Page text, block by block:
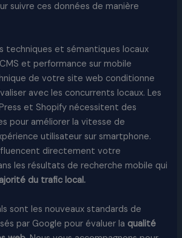
suivre ces données de manière
techniques et sémantiques locaux
et performance sur mobile
de votre site web conditionne
avec les concurrents locaux. Les
et Shopify nécessitent des
pour améliorer la vitesse de
utilisateur sur smartphone.
directement votre
les résultats de recherche mobile qui
du trafic local.
sont les nouveaux standards de
par Google pour évaluer la qualité